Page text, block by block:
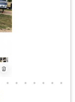
• • • • • • •